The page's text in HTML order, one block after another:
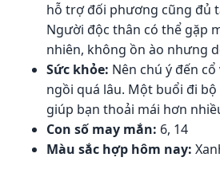
hỗ trợ đối phương cũng đủ
Người độc thân có thể gặp
nhiên, không ồn ào nhưng
Sức khỏe: Nên chú ý đến
ngồi quá lâu. Một buổi đi
giúp bạn thoải mái hơn
Con số may mắn: 6, 14
Màu sắc hợp hôm nay: